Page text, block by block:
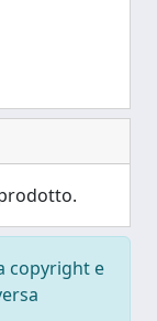
copyright e